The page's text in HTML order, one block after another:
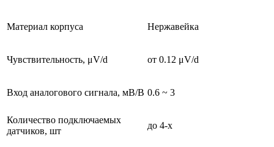
Материал корпуса Нержавейка
Чувствительность, μV/d от 0.12 μV/d
Вход аналогового сигнала, мВ/В 0.6 ~ 3
Количество подключаемых
датчиков, шт
до 4-х